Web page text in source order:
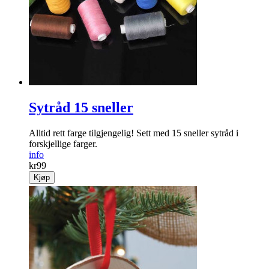
Sytråd 15 sneller
Alltid rett farge tilgjengelig! Sett med 15 sneller sytråd i
forskjellige farger.
info
kr99
Kjøp